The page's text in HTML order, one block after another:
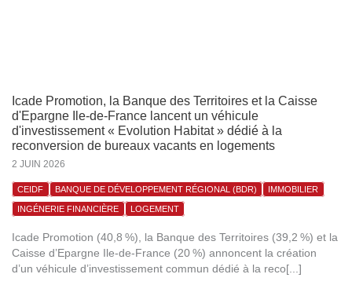
Icade Promotion, la Banque des Territoires et la Caisse
d'Epargne Ile-de-France lancent un véhicule
d'investissement « Evolution Habitat » dédié à la
reconversion de bureaux vacants en logements
2 JUIN 2026
CEIDF BANQUE DE DÉVELOPPEMENT RÉGIONAL (BDR) IMMOBILIER
INGÉNERIE FINANCIÈRE LOGEMENT
Icade Promotion (40,8 %), la Banque des Territoires (39,2 %) et la
Caisse d’Epargne Ile-de-France (20 %) annoncent la création
d’un véhicule d’investissement commun dédié à la reco[...]